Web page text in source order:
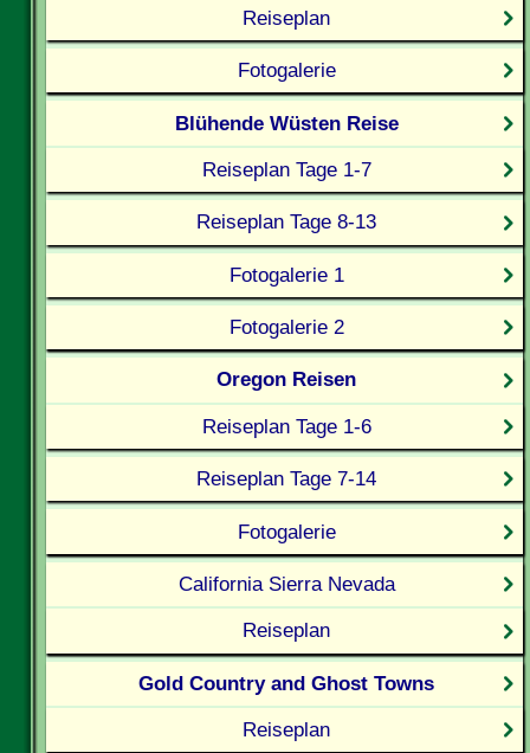
Reiseplan
Fotogalerie
Blühende Wüsten Reise
Reiseplan Tage 1-7
Reiseplan Tage 8-13
Fotogalerie 1
Fotogalerie 2
Oregon Reisen
Reiseplan Tage 1-6
Reiseplan Tage 7-14
Fotogalerie
California Sierra Nevada
Reiseplan
Gold Country and Ghost Towns
Reiseplan